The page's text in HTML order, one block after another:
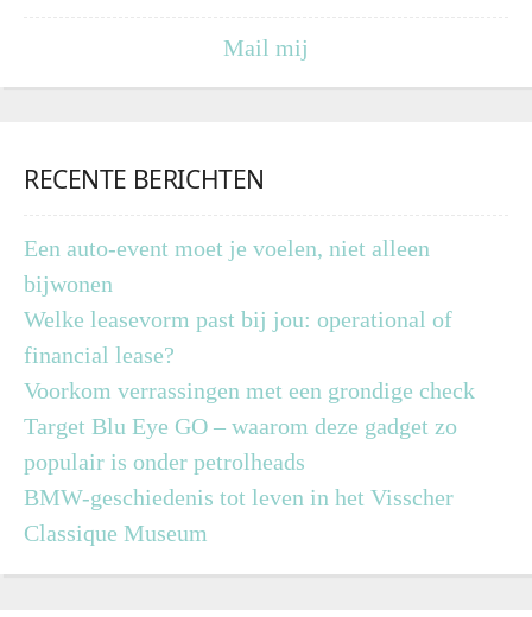
Mail mij
RECENTE BERICHTEN
Een auto-event moet je voelen, niet alleen
bijwonen
Welke leasevorm past bij jou: operational of
financial lease?
Voorkom verrassingen met een grondige check
Target Blu Eye GO – waarom deze gadget zo
populair is onder petrolheads
BMW-geschiedenis tot leven in het Visscher
Classique Museum